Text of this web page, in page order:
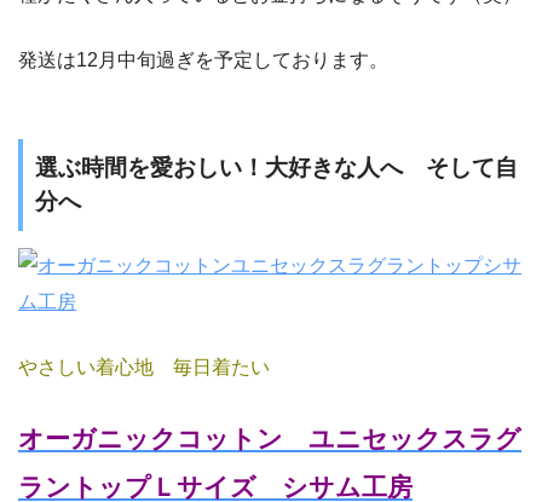
発送は12月中旬過ぎを予定しております。
選ぶ時間を愛おしい！大好きな人へ そして自
分へ
やさしい着心地 毎日着たい
オーガニックコットン ユニセックスラグ
ラントップＬサイズ シサム工房